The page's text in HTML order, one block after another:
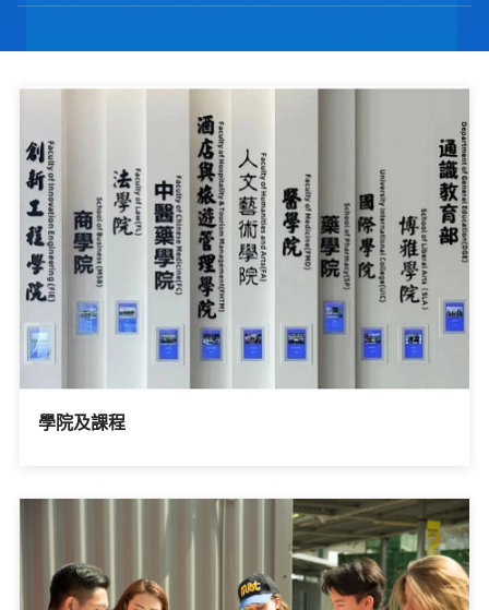
學院及課程